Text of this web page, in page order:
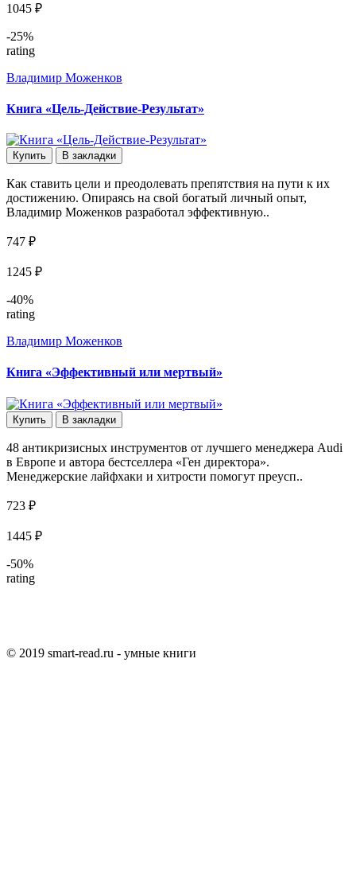
1045 ₽
-25%
rating
Владимир Моженков
Книга «Цель-Действие-Результат»
Купить В закладки
Как ставить цели и преодолевать препятствия на пути к их
достижению. Опираясь на свой богатый личный опыт,
Владимир Моженков разработал эффективную..
747 ₽
1245 ₽
-40%
rating
Владимир Моженков
Книга «Эффективный или мертвый»
Купить В закладки
48 антикризисных инструментов от лучшего менеджера Audi
в Европе и автора бестселлера «Ген директора».
Менеджерские лайфхаки и хитрости помогут преусп..
723 ₽
1445 ₽
-50%
rating
© 2019 smart-read.ru - умные книги